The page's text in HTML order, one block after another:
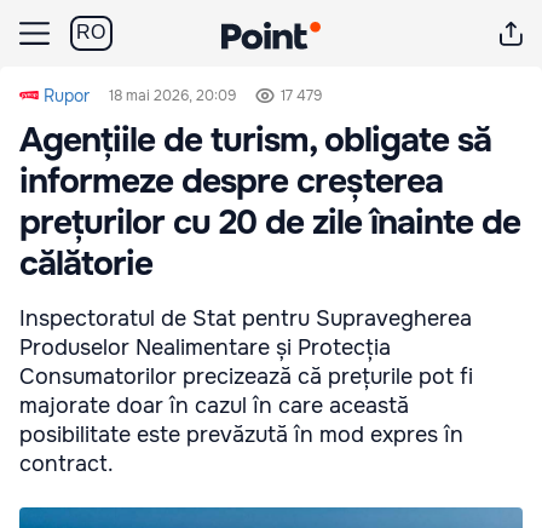
RO
Rupor 18 mai 2026, 20:09 17 479
Agențiile de turism, obligate să
informeze despre creșterea
prețurilor cu 20 de zile înainte de
călătorie
Inspectoratul de Stat pentru Supravegherea
Produselor Nealimentare și Protecția
Consumatorilor precizează că prețurile pot fi
majorate doar în cazul în care această
posibilitate este prevăzută în mod expres în
contract.